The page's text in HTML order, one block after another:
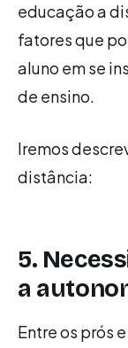
educação a
fatores que
aluno em se
de ensino.
Iremos
distância:
5.
a
Entre os prós